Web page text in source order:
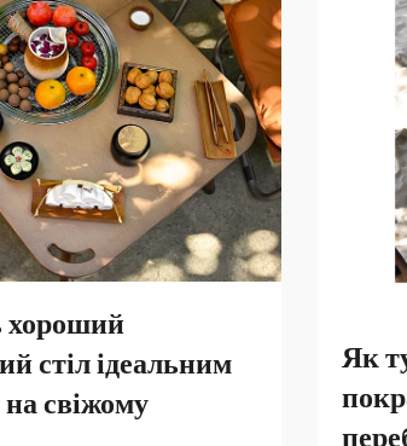
хороший
стіл ідеальним
свіжому
Як